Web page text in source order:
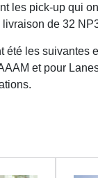
les pick-up qui
de 32
été les
et pour